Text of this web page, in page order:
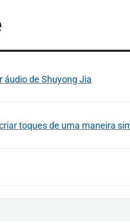
áudio de Shuyong Jia
toques de uma maneira